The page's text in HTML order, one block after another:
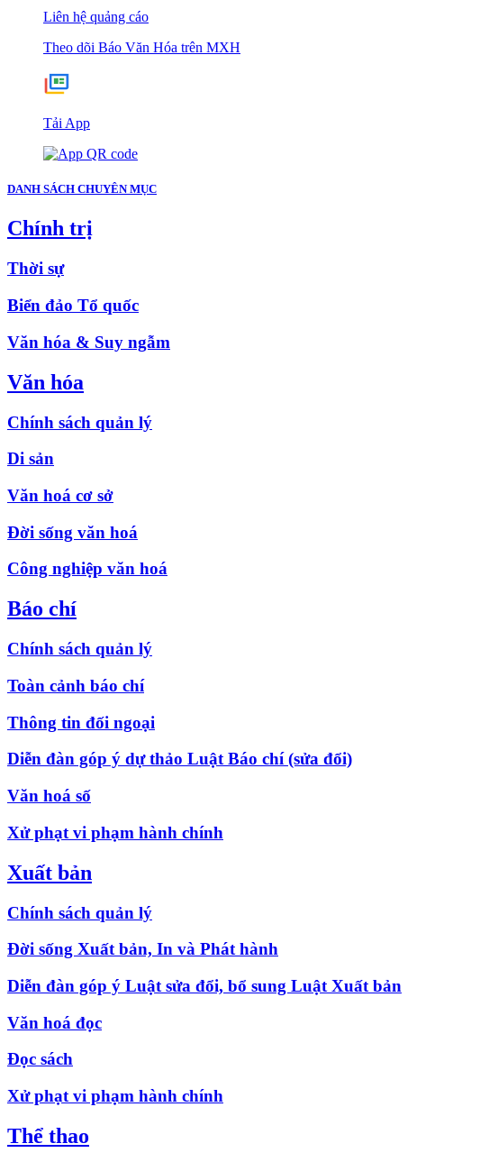
Liên hệ quảng cáo
Theo dõi Báo Văn Hóa trên MXH
Tải App
DANH SÁCH CHUYÊN MỤC
Chính trị
Thời sự
Biển đảo Tổ quốc
Văn hóa & Suy ngẫm
Văn hóa
Chính sách quản lý
Di sản
Văn hoá cơ sở
Đời sống văn hoá
Công nghiệp văn hoá
Báo chí
Chính sách quản lý
Toàn cảnh báo chí
Thông tin đối ngoại
Diễn đàn góp ý dự thảo Luật Báo chí (sửa đổi)
Văn hoá số
Xử phạt vi phạm hành chính
Xuất bản
Chính sách quản lý
Đời sống Xuất bản, In và Phát hành
Diễn đàn góp ý Luật sửa đổi, bổ sung Luật Xuất bản
Văn hoá đọc
Đọc sách
Xử phạt vi phạm hành chính
Thể thao